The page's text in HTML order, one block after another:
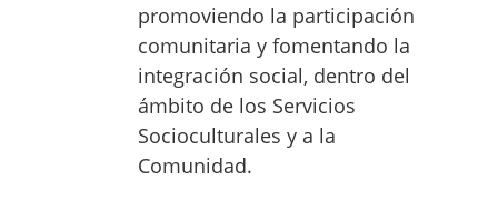
promoviendo la participación
comunitaria y fomentando la
integración social, dentro del
ámbito de los Servicios
Socioculturales y a la
Comunidad.